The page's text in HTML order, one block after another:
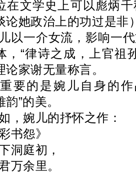
在文学史上可以彪炳
论她政治上的功过是非
以一介女流，影响一
，“律诗之成，上官祖
论家谢无量称言。
要的是婉儿自身的
”的美。
，婉儿的抒怀之作：
彩书怨》
洞庭初，
万余里。